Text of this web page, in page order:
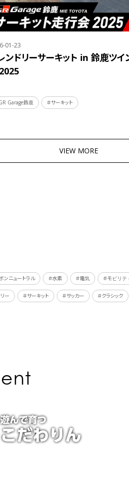
01-23
ンドリーサーキット in 鈴鹿ツイ
Garage鈴鹿 ＃サーキット
VIEW MORE
ンニュートラル ＃水素 ＃電気 ＃モビリテ
ー ＃サーキット ＃サッカー ＃クラシック